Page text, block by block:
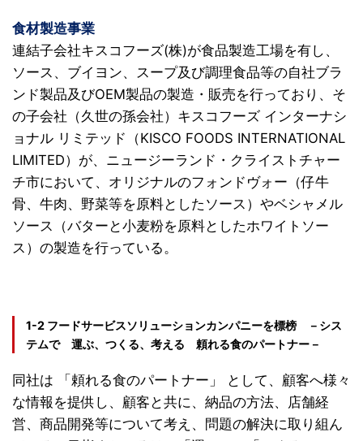
食材製造事業
連結子会社キスコフーズ(株)が食品製造工場を有し、
ソース、ブイヨン、スープ及び調理食品等の自社ブラ
ンド製品及びOEM製品の製造・販売を行っており、そ
の子会社（久世の孫会社）キスコフーズ インターナシ
ョナル リミテッド（KISCO FOODS INTERNATIONAL
LIMITED）が、ニュージーランド・クライストチャー
チ市において、オリジナルのフォンドヴォー（仔牛
骨、牛肉、野菜等を原料としたソース）やベシャメル
ソース（バターと小麦粉を原料としたホワイトソー
ス）の製造を行っている。
1-2 フードサービスソリューションカンパニーを標榜
－シス
テムで 運ぶ、つくる、考える 頼れる食のパートナー－
同社は 「頼れる食のパートナー」 として、顧客へ様々
な情報を提供し、顧客と共に、納品の方法、店舗経
営、商品開発等について考え、問題の解決に取り組ん